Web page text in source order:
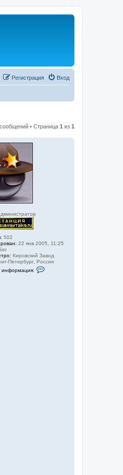
Вход
Регистрация
• Страница 1 из 1
502
22 янв 2005, 11:25
Кировский Завод
Петербург, Россия
информация: